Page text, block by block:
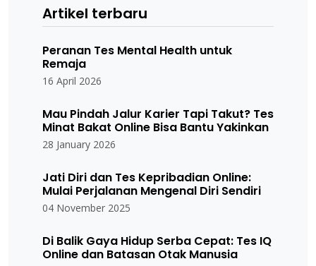
Artikel terbaru
Peranan Tes Mental Health untuk
Remaja
16 April 2026
Mau Pindah Jalur Karier Tapi Takut? Tes
Minat Bakat Online Bisa Bantu Yakinkan
28 January 2026
Jati Diri dan Tes Kepribadian Online:
Mulai Perjalanan Mengenal Diri Sendiri
04 November 2025
Di Balik Gaya Hidup Serba Cepat: Tes IQ
Online dan Batasan Otak Manusia